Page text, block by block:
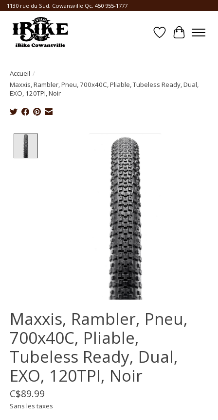
1130 rue du Sud, Cowansville Qc, 450 955-1777
Liste dePanier
Accueil /
Maxxis, Rambler, Pneu, 700x40C, Pliable, Tubeless Ready, Dual,
EXO, 120TPI, Noir
Product image slideshow Items
Maxxis, Rambler, Pneu,
700x40C, Pliable,
Tubeless Ready, Dual,
EXO, 120TPI, Noir
C$89.99
Sans les taxes